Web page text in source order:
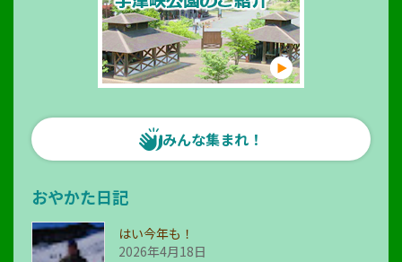
みんな集まれ！
おやかた日記
はい今年も！
2026年4月18日